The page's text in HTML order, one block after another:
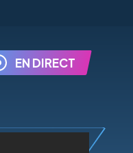
EN DIRECT